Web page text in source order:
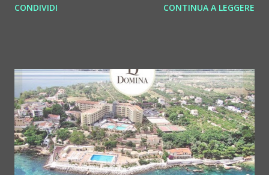
Egea Music), un doppio album contenente alcuni dei brani
prende il posto della voce per dare vita ad una metamorfosi
che unisce il rock al jazz, passando per sonorità proprie
della musica classica e della world music. Il progetto vede
anche la partecipazione di un'orchestra d'archi diretta dal
maestro Corrado Trabuio e l'intervento del violinista
indiano Neyveli S. Radhakrishna . L'idea del progetto nasce
CONDIVIDI CONTINUA A LEGGERE